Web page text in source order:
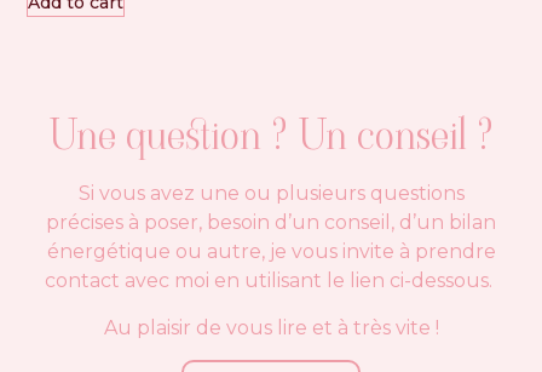
Une question ? Un conseil ?
Si vous avez une ou plusieurs questions
précises à poser, besoin d’un conseil, d’un bilan
énergétique ou autre, je vous invite à prendre
contact avec moi en utilisant le lien ci-dessous.
Au plaisir de vous lire et à très vite !